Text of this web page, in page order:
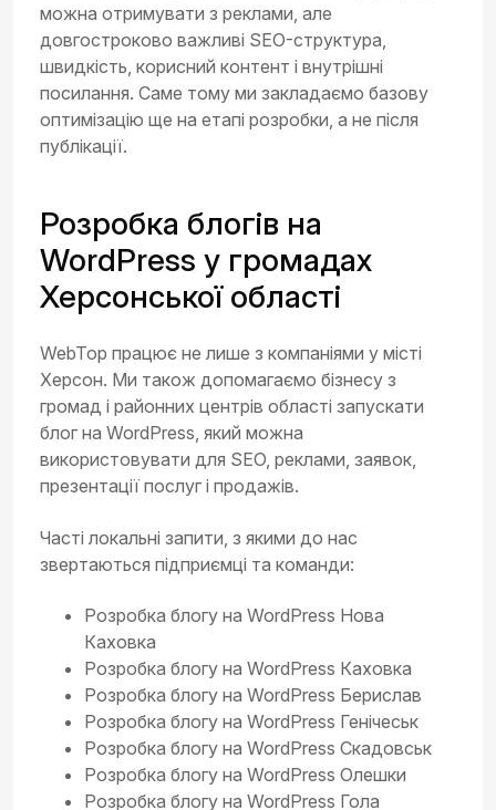
можна отримувати з реклами, але
довгостроково важливі SEO-структура,
швидкість, корисний контент і внутрішні
посилання. Саме тому ми закладаємо базову
оптимізацію ще на етапі розробки, а не після
публікації.
Розробка блогів на
WordPress у громадах
Херсонської області
WebTop працює не лише з компаніями у місті
Херсон. Ми також допомагаємо бізнесу з
громад і районних центрів області запускати
блог на WordPress, який можна
використовувати для SEO, реклами, заявок,
презентації послуг і продажів.
Часті локальні запити, з якими до нас
звертаються підприємці та команди:
Розробка блогу на WordPress Нова
Каховка
Розробка блогу на WordPress Каховка
Розробка блогу на WordPress Берислав
Розробка блогу на WordPress Генічеськ
Розробка блогу на WordPress Скадовськ
Розробка блогу на WordPress Олешки
Розробка блогу на WordPress Гола